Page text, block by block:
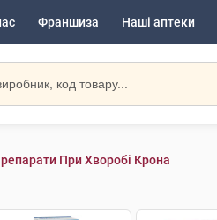
Франшиза Наші аптеки
При Хворобі Крона